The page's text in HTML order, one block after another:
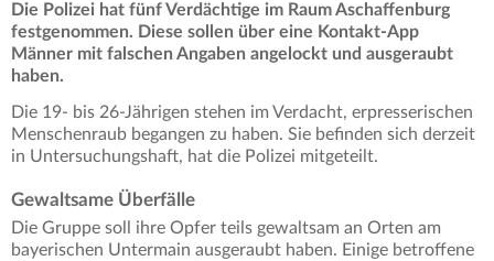
Die Polizei hat fünf Verdächtige im Raum Aschaffenburg
festgenommen. Diese sollen über eine Kontakt-App
Männer mit falschen Angaben angelockt und ausgeraubt
haben.
Die 19- bis 26-Jährigen stehen im Verdacht, erpresserischen
Menschenraub begangen zu haben. Sie befinden sich derzeit
in Untersuchungshaft, hat die Polizei mitgeteilt.
Gewaltsame Überfälle
Die Gruppe soll ihre Opfer teils gewaltsam an Orten am
bayerischen Untermain ausgeraubt haben. Einige betroffene